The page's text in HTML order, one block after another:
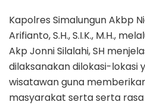
Kapolres Simalungun Akbp
Arifianto, S.H., S.I.K., M.H.,
Akp Jonni Silalahi, SH
dilaksanakan dilokasi-lokasi
wisatawan guna
masyarakat serta serta